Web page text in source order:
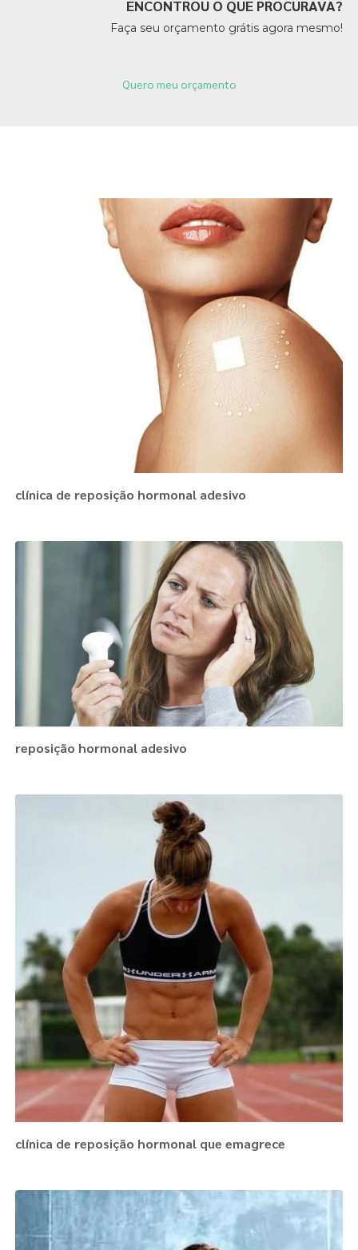
ENCONTROU O QUE PROCURAVA?
Faça seu orçamento grátis agora mesmo!
Quero meu orçamento
clínica de reposição hormonal adesivo
reposição hormonal adesivo
clínica de reposição hormonal que emagrece